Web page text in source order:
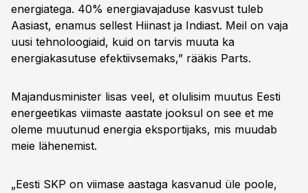
energiatega. 40% energiavajaduse kasvust tuleb
Aasiast, enamus sellest Hiinast ja Indiast. Meil on vaja
uusi tehnoloogiaid, kuid on tarvis muuta ka
energiakasutuse efektiivsemaks,” rääkis Parts.
Majandusminister lisas veel, et olulisim muutus Eesti
energeetikas viimaste aastate jooksul on see et me
oleme muutunud energia eksportijaks, mis muudab
meie lähenemist.
„Eesti SKP on viimase aastaga kasvanud üle poole,